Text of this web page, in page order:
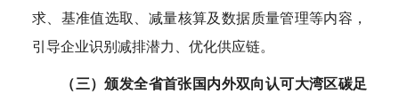
求、基准值选取、减量核算及数据质量管理等内容，
引导企业识别减排潜力、优化供应链。
‌（三）颁发全省首张国内外双向认可大湾区碳足